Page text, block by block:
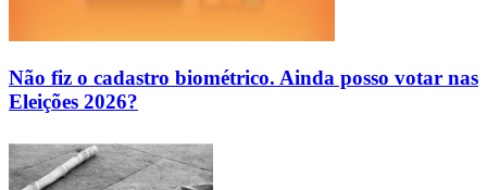
Não fiz o cadastro biométrico. Ainda posso votar nas
Eleições 2026?